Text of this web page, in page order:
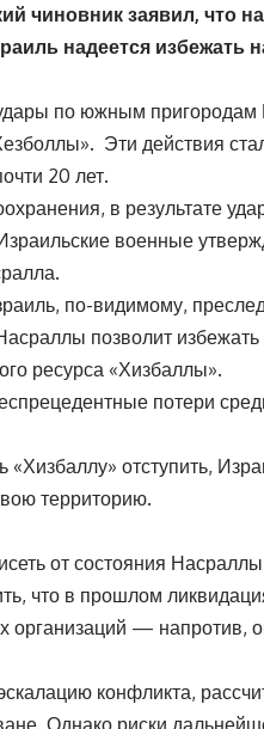
чиновник заявил, что
надеется избежать
по южным пригородам
Эти действия
20 лет.
в результате
военные
по-видимому,
позволит
ресурса «Хизбаллы».
потери
отступить,
территорию.
от состояния
что в прошлом
организаций — напротив,
конфликта,